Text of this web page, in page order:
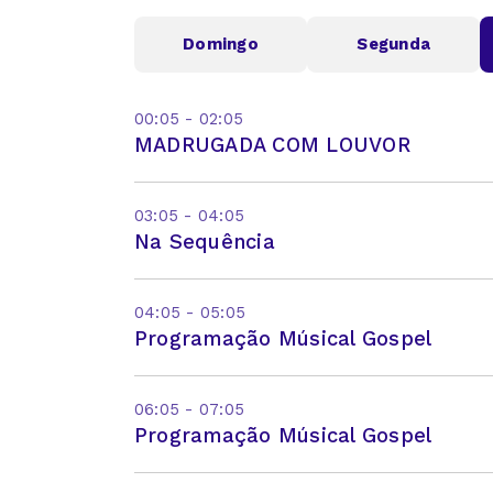
Domingo Segunda
00:05 - 02:05
MADRUGADA COM LOUVOR
03:05 - 04:05
Na Sequência
04:05 - 05:05
Programação Músical Gospel
06:05 - 07:05
Programação Músical Gospel